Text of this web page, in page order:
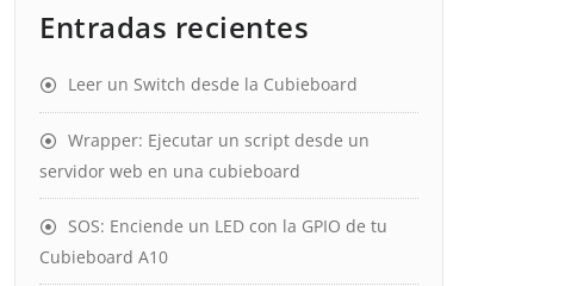
Entradas recientes
Leer un Switch desde la Cubieboard
Wrapper: Ejecutar un script desde un
servidor web en una cubieboard
SOS: Enciende un LED con la GPIO de tu
Cubieboard A10